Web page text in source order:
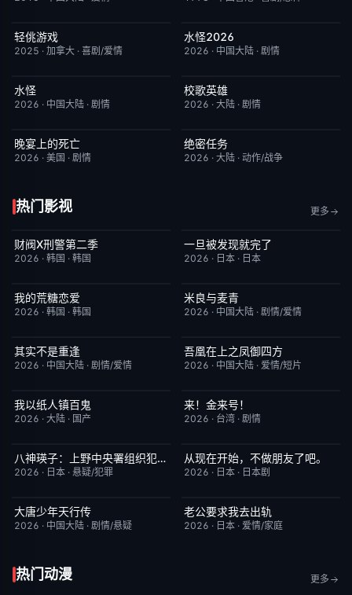
今日更新
轻佻游戏
2025 · 加拿大 · 喜剧/爱情
今日更新
水怪2026
2026 · 中国大陆 · 剧情
今日更新
水怪
2026 · 中国大陆 · 剧情
今日更新
校歌英雄
2026 · 大陆 · 剧情
今日更新
晚宴上的死亡
2026 · 美国 · 剧情
今日更新
绝密任务
2026 · 大陆 · 动作/战争
热门影视 更多
更新至第01集
财阀X刑警第二季
2026 · 韩国 · 韩国
更新至第01集
一旦被发现就完了
2026 · 日本 · 日本
已完结
我的荒糖恋爱
2026 · 韩国 · 韩国
更新至第15集
米良与麦青
2026 · 中国大陆 · 剧情/爱情
已完结
其实不是重逢
2026 · 中国大陆 · 剧情/爱情
更新至第06集
吾凰在上之凤御四方
2026 · 中国大陆 · 爱情/短片
已完结
我以纸人镇百鬼
2026 · 大陆 · 国产
更新至第02集
来！金来号！
2026 · 台湾 · 剧情
更新至第04集 3.0八神瑛子：上野中央署组织犯罪对策课
2026 · 日本 · 悬疑/犯罪
更新至第07集 5.0
从现在开始，不做朋友了吧。
2026 · 日本 · 日本剧
更新至第12集
大唐少年天行传
2026 · 中国大陆 · 剧情/悬疑
更新至第05集
老公要求我去出轨
2026 · 日本 · 爱情/家庭
热门动漫 更多